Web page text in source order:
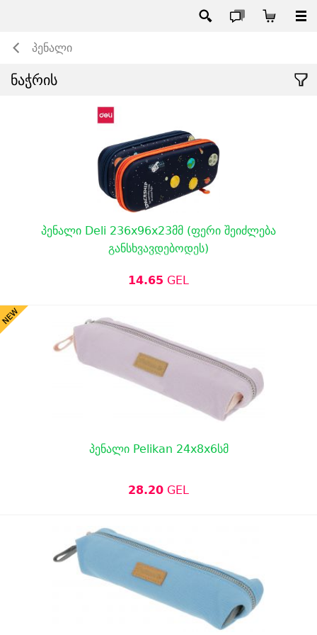
პენალი
ნაჭრის
პენალი Deli 236x96x23მმ (ფერი შეიძლება
განსხვავდებოდეს)
14.65 GEL
პენალი Pelikan 24x8x6სმ
28.20 GEL